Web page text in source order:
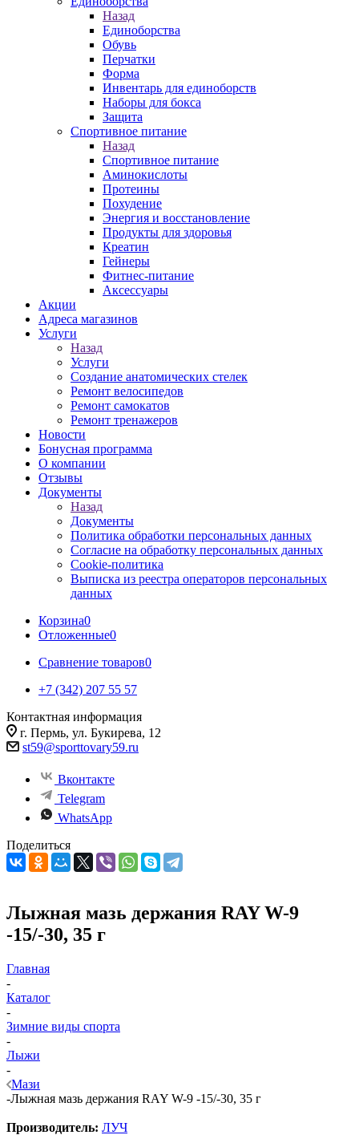
Назад
Единоборства
Обувь
Перчатки
Форма
Инвентарь для единоборств
Наборы для бокса
Защита
Спортивное питание
Назад
Спортивное питание
Аминокислоты
Протеины
Похудение
Энергия и восстановление
Продукты для здоровья
Креатин
Гейнеры
Фитнес-питание
Аксессуары
Акции
Адреса магазинов
Услуги
Назад
Услуги
Создание анатомических стелек
Ремонт велосипедов
Ремонт самокатов
Ремонт тренажеров
Новости
Бонусная программа
О компании
Отзывы
Документы
Назад
Документы
Политика обработки персональных данных
Согласие на обработку персональных данных
Cookie-политика
Выписка из реестра операторов персональных
данных
Корзина0
Отложенные0
Сравнение товаров0
+7 (342) 207 55 57
Контактная информация
г. Пермь, ул. Букирева, 12
st59@sporttovary59.ru
Вконтакте
Telegram
WhatsApp
Поделиться
Лыжная мазь держания RAY W-9
-15/-30, 35 г
Главная
-
Каталог
-
Зимние виды спорта
-
Лыжи
-
Мази
-Лыжная мазь держания RAY W-9 -15/-30, 35 г
Производитель: ЛУЧ